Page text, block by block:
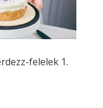
felelek 1.